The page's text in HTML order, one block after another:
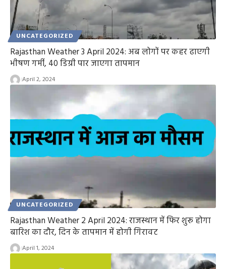
UNCATEGORIZED
Rajasthan Weather 3 April 2024: अब लोगों पर कहर ढाएगी
भीषण गर्मी, 40 डिग्री पार जाएगा तापमान
April 2, 2024
UNCATEGORIZED
Rajasthan Weather 2 April 2024: राजस्थान में फिर शुरू होगा
बारिश का दौर, दिन के तापमान में होगी गिरावट
April 1, 2024